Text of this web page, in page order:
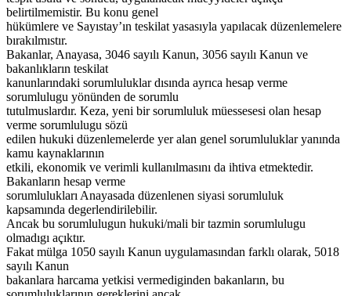
belirtilmemistir. Bu konu genel
hükümlere ve Sayıstay’ın teskilat yasasıyla yapılacak düzenlemelere
bırakılmıstır.
Bakanlar, Anayasa, 3046 sayılı Kanun, 3056 sayılı Kanun ve
bakanlıkların teskilat
kanunlarındaki sorumluluklar dısında ayrıca hesap verme
sorumlulugu yönünden de sorumlu
tutulmuslardır. Keza, yeni bir sorumluluk müessesesi olan hesap
verme sorumlulugu sözü
edilen hukuki düzenlemelerde yer alan genel sorumluluklar yanında
kamu kaynaklarının
etkili, ekonomik ve verimli kullanılmasını da ihtiva etmektedir.
Bakanların hesap verme
sorumlulukları Anayasada düzenlenen siyasi sorumluluk
kapsamında degerlendirilebilir.
Ancak bu sorumlulugun hukuki/mali bir tazmin sorumlulugu
olmadıgı açıktır.
Fakat mülga 1050 sayılı Kanun uygulamasından farklı olarak, 5018
sayılı Kanun
bakanlara harcama yetkisi vermediginden bakanların, bu